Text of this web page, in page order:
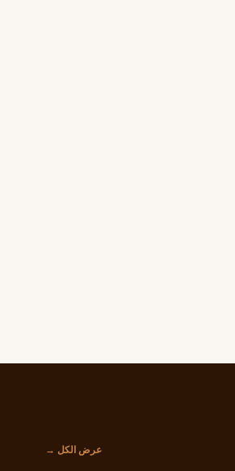
عرض الكل →